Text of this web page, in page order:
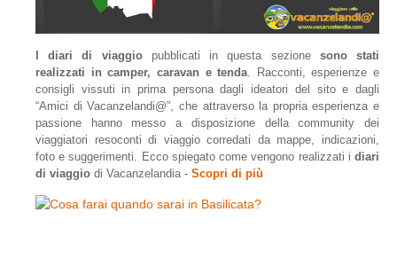
I diari di viaggiopubblicati in questa sezione sono stati
realizzati in camper, caravan e tenda. Racconti, esperienze e
consigli vissuti in prima persona dagli ideatori del sito e dagli
“Amici di Vacanzelandi@”, che attraverso la propria esperienza e
passione hanno messo a disposizione della community dei
viaggiatori resoconti di viaggio corredati da mappe, indicazioni,
foto e suggerimenti. Ecco spiegatocome vengono realizzati idiari
di viaggio di Vacanzelandia - Scopri di più